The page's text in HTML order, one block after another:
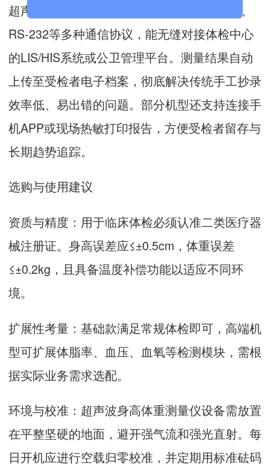
超声波身高体重测量仪设备支持Wi-Fi、蓝牙、
RS-232等多种通信协议，能无缝对接体检中心
的LIS/HIS系统或公卫管理平台。测量结果自动
上传至受检者电子档案，彻底解决传统手工抄录
效率低、易出错的问题。部分机型还支持连接手
机APP或现场热敏打印报告，方便受检者留存与
长期趋势追踪。
选购与使用建议
资质与精度：用于临床体检必须认准二类医疗器
械注册证。身高误差应≤±0.5cm，体重误差
≤±0.2kg，且具备温度补偿功能以适应不同环
境。
扩展性考量：基础款满足常规体检即可，高端机
型可扩展体脂率、血压、血氧等检测模块，需根
据实际业务需求选配。
环境与校准：超声波身高体重测量仪设备需放置
在平整坚硬的地面，避开强气流和强光直射。每
日开机应进行空载归零校准，并定期用标准砝码